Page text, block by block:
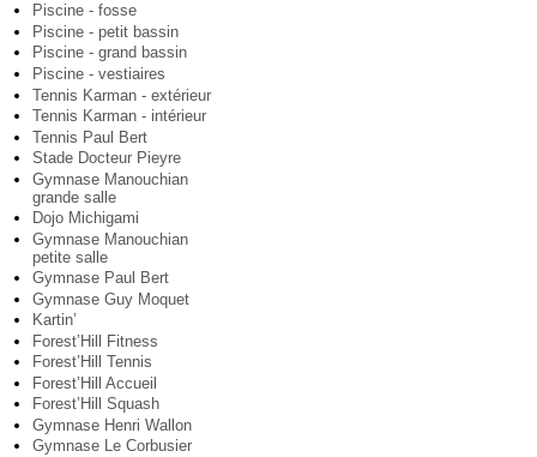
Piscine - fosse
Piscine - petit bassin
Piscine - grand bassin
Piscine - vestiaires
Tennis Karman - extérieur
Tennis Karman - intérieur
Tennis Paul Bert
Stade Docteur Pieyre
Gymnase Manouchian
grande salle
Dojo Michigami
Gymnase Manouchian
petite salle
Gymnase Paul Bert
Gymnase Guy Moquet
Kartin’
Forest’Hill Fitness
Forest’Hill Tennis
Forest’Hill Accueil
Forest’Hill Squash
Gymnase Henri Wallon
Gymnase Le Corbusier